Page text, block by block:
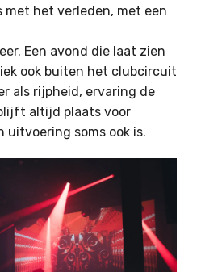
het verleden, met een
Een avond die laat zien
ook buiten het clubcircuit
als rijpheid, ervaring de
altijd plaats voor
uitvoering soms ook is.